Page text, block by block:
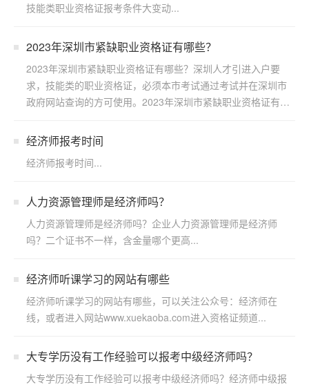
技能类职业资格证报考条件大变动...
2023年深圳市紧缺职业资格证有哪些？
2023年深圳市紧缺职业资格证有哪些？深圳人才引进入户要
求，技能类的职业资格证，必须本市考试通过考试并在深圳市
政府网站查询的方可使用。2023年深圳市紧缺职业资格证有
经济师报考时间
经济师报考时间...
人力资源管理师是经济师吗？
人力资源管理师是经济师吗？企业人力资源管理师是经济师
吗？二个证书不一样，含金量哪个更高...
经济师听课学习的网站有哪些
经济师听课学习的网站有哪些，可以关注公众号：经济师在
线，或者进入网站www.xuekaoba.com进入资格证频道...
大专学历没有工作经验可以报考中级经济师吗？
大专学历没有工作经验可以报考中级经济师吗？经济师中级报